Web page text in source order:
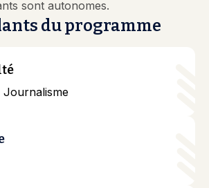
sont autonomes.
du programme
Journalisme